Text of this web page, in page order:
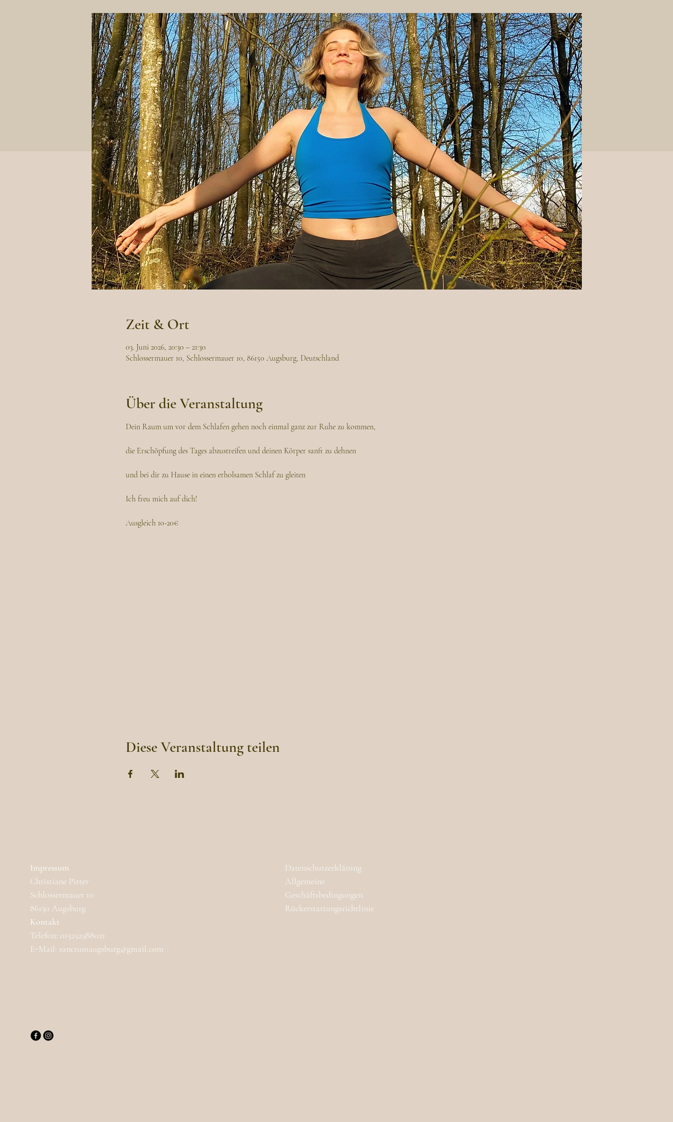
Zeit & Ort
03. Juni 2026, 20:30 – 21:30
Schlossermauer 10, Schlossermauer 10, 86150 Augsburg, Deutschland
Über die Veranstaltung
Dein Raum um vor dem Schlafen gehen noch einmal ganz zur Ruhe zu kommen,
die Erschöpfung des Tages abzustreifen und deinen Körper sanft zu dehnen
und bei dir zu Hause in einen erholsamen Schlaf zu gleiten
Ich freu mich auf dich!
Ausgleich 10-20€
Diese Veranstaltung teilen
Impressum
Christiane Pitter
Schlossermauer 10
86150 Augsburg
Kontakt
Telefon: 015252588021
E-Mail: sanctumaugsburg@gmail.com
Datenschutzerklärung
Allgemeine
Geschäftsbedingungen
Rückerstattungsrichtlinie